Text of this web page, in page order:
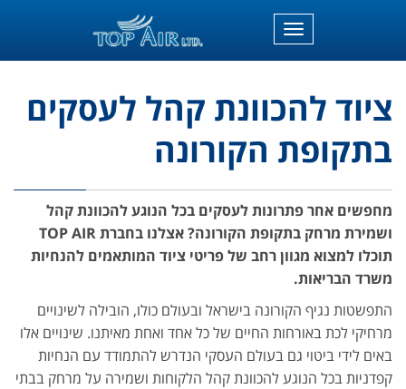
תפריט
ציוד להכוונת קהל לעסקים
בתקופת הקורונה
מחפשים אחר פתרונות לעסקים בכל הנוגע להכוונת קהל
ושמירת מרחק בתקופת הקורונה? אצלנו בחברתTOP AIR
תוכלו למצוא מגוון רחב של פריטי ציוד המותאמים להנחיות
משרד הבריאות.
התפשטות נגיף הקורונה בישראל ובעולם כולו, הובילה לשינויים
מרחיקי לכת באורחות החיים של כל אחד ואחת מאיתנו. שינויים אלו
באים לידי ביטוי גם בעולם העסקי הנדרש להתמודד עם הנחיות
קפדניות בכל הנוגע להכוונת קהל הלקוחות ושמירה על מרחק בבתי